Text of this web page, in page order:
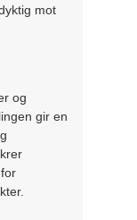
mot
og
gir en